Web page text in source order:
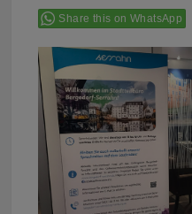
Share this on WhatsApp